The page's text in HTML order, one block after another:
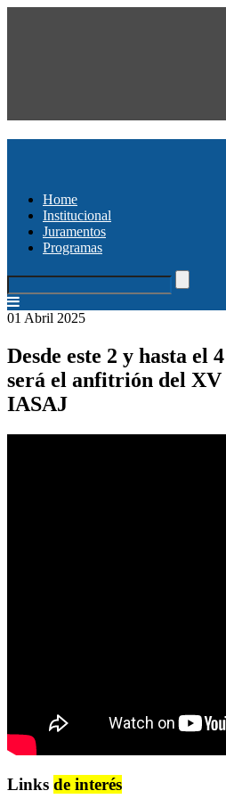
Home
Institucional
Juramentos
Programas
01 Abril 2025
Desde este 2 y hasta el
será el anfitrión del XV
IASAJ
Links de interés